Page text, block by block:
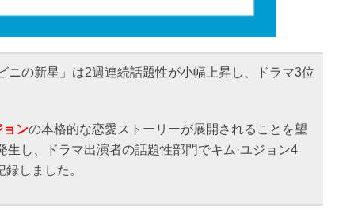
ニの新星」は2週連続話題性が小幅上昇し、ドラマ3位
ョンの本格的な恋愛ストーリーが展開されることを望
生し、ドラマ出演者の話題性部門でキム·ユジョン4
しました。